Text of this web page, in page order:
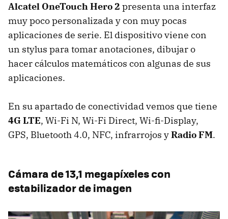
Alcatel OneTouch Hero 2 presenta una interfaz
muy poco personalizada y con muy pocas
aplicaciones de serie. El dispositivo viene con
un stylus para tomar anotaciones, dibujar o
hacer cálculos matemáticos con algunas de sus
aplicaciones.
En su apartado de conectividad vemos que tiene
4G LTE, Wi-­Fi N, Wi-Fi Direct, Wi-fi-Display,
GPS, Bluetooth 4.0, NFC, infrarrojos yRadio FM.
Cámara de 13,1 megapíxeles con
estabilizador de imagen